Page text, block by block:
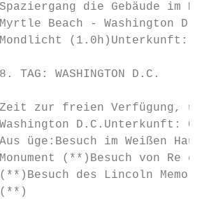
die Gebäude im
Beach - Washington D.C.
(1.0h)Unterkunft:
TAG: WASHINGTON D.C.
zur freien Verfügung, um
D.C.Unterkunft:
üge:Besuch im Weißen Haus
(**)Besuch von Re
des Lincoln